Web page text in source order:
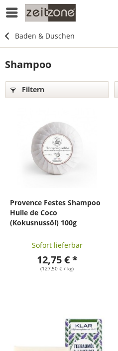
Baden & Duschen
Shampoo
Filtern
Provence Festes Shampoo
Huile de Coco
(Kokusnussöl) 100g
Sofort lieferbar
12,75 € *
(127,50 € / kg)